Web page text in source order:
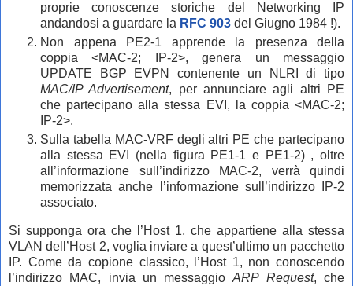
proprie conoscenze storiche del Networking IP
andandosi a guardare la RFC 903 del Giugno 1984 !).
Non appena PE2-1 apprende la presenza della
coppia <MAC-2; IP-2>, genera un messaggio
UPDATE BGP EVPN contenente un NLRI di tipo
MAC/IP Advertisement, per annunciare agli altri PE
che partecipano alla stessa EVI, la coppia <MAC-2;
IP-2>.
Sulla tabella MAC-VRF degli altri PE che partecipano
alla stessa EVI (nella figura PE1-1 e PE1-2) , oltre
all’informazione sull’indirizzo MAC-2, verrà quindi
memorizzata anche l’informazione sull’indirizzo IP-2
associato.
Si supponga ora che l’Host 1, che appartiene alla stessa
VLAN dell’Host 2, voglia inviare a quest’ultimo un pacchetto
IP. Come da copione classico, l’Host 1, non conoscendo
l’indirizzo MAC, invia un messaggioARP Request, che